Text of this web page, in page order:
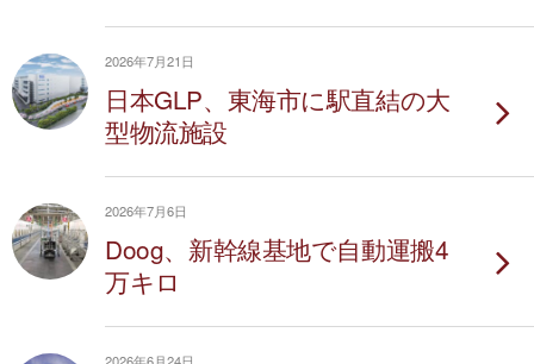
2026年7月21日
日本GLP、東海市に駅直結の大
型物流施設
2026年7月6日
Doog、新幹線基地で自動運搬4
万キロ